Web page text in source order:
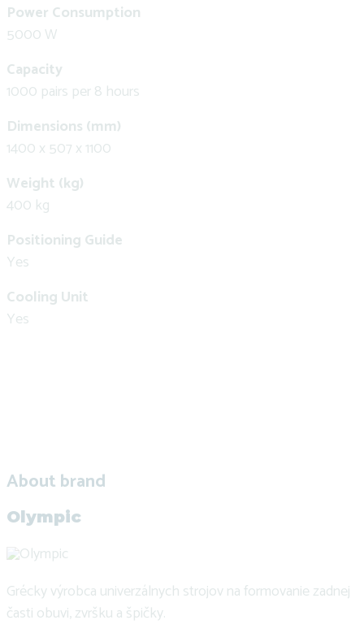
Power Consumption
5000 W
Capacity
1000 pairs per 8 hours
Dimensions (mm)
1400 x 507 x 1100
Weight (kg)
400 kg
Positioning Guide
Yes
Cooling Unit
Yes
About brand
Olympic
Grécky výrobca univerzálnych strojov na formovanie zadnej
časti obuvi, zvršku a špičky.